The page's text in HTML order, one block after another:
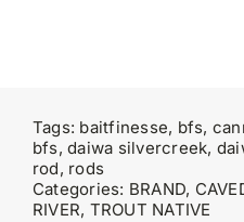
Tags: baitfinesse, bfs,
bfs,daiwa silvercreek,
rod, rods
Categories: BRAND,
RIVER, TROUT NATIVE